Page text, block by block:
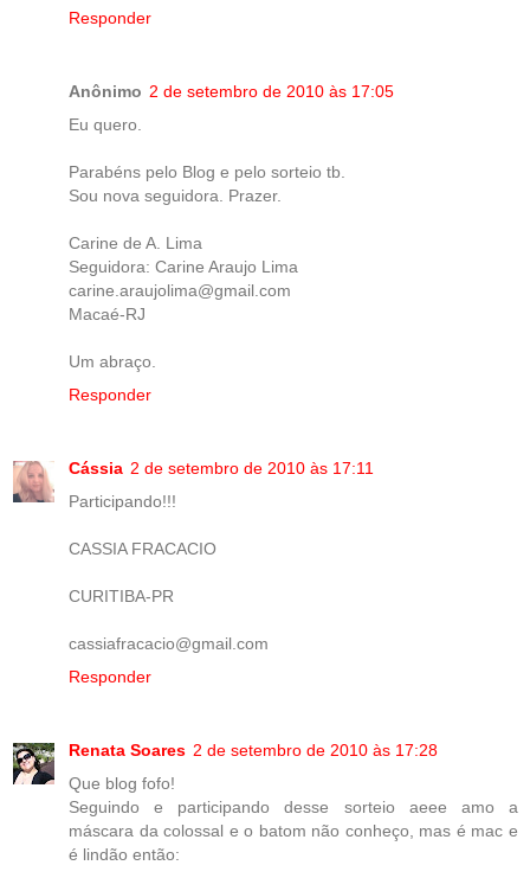
Responder
Anônimo 2 de setembro de 2010 às 17:05
Eu quero.
Parabéns pelo Blog e pelo sorteio tb.
Sou nova seguidora. Prazer.
Carine de A. Lima
Seguidora: Carine Araujo Lima
carine.araujolima@gmail.com
Macaé-RJ
Um abraço.
Responder
Cássia 2 de setembro de 2010 às 17:11
Participando!!!
CASSIA FRACACIO
CURITIBA-PR
cassiafracacio@gmail.com
Responder
Renata Soares 2 de setembro de 2010 às 17:28
Que blog fofo!
Seguindo e participando desse sorteio aeee amo a
máscara da colossal e o batom não conheço, mas é mac e
é lindão então: